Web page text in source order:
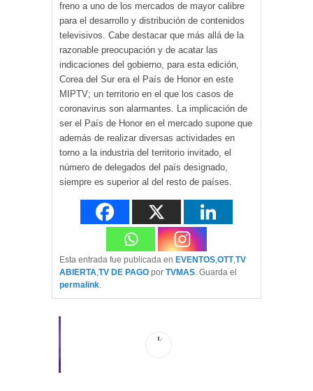
freno a uno de los mercados de mayor calibre
para el desarrollo y distribución de contenidos
televisivos. Cabe destacar que más allá de la
razonable preocupación y de acatar las
indicaciones del gobierno, para esta edición,
Corea del Sur era el País de Honor en este
MIPTV; un territorio en el que los casos de
coronavirus son alarmantes. La implicación de
ser el País de Honor en el mercado supone que
además de realizar diversas actividades en
torno a la industria del territorio invitado, el
número de delegados del país designado,
siempre es superior al del resto de países.
Esta entrada fue publicada en EVENTOS,OTT,TV
ABIERTA,TV DE PAGO por TVMAS. Guarda el
permalink.